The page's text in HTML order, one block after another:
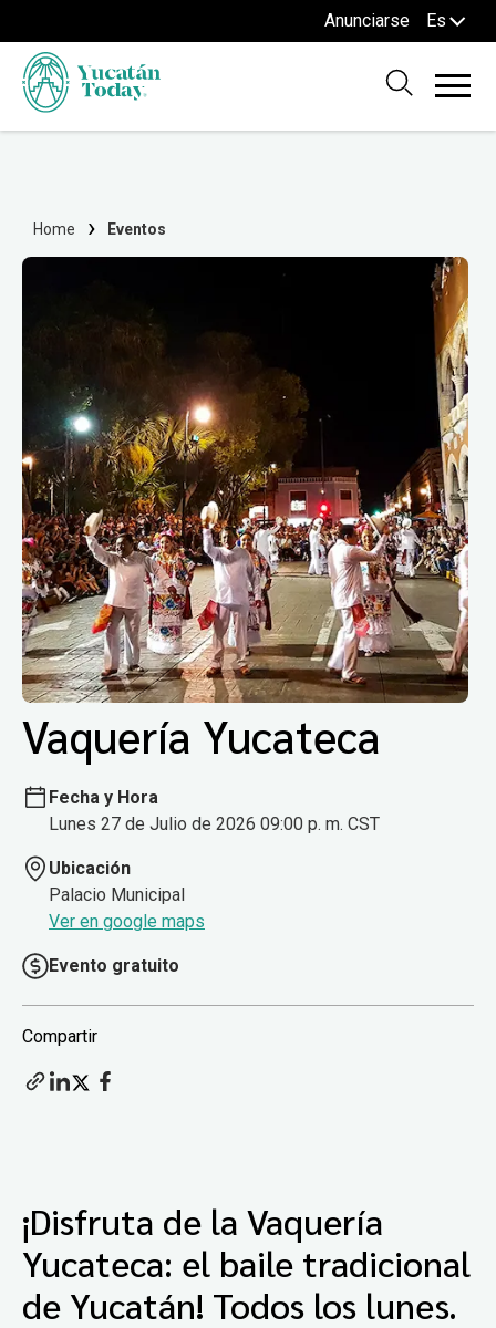
Anunciarse Es
Home Eventos
Vaquería Yucateca
Fecha y Hora
Lunes 27 de Julio de 2026 09:00 p. m. CST
Ubicación
Palacio Municipal
Ver en google maps
Evento gratuito
Compartir
¡Disfruta de la Vaquería
Yucateca: el baile tradicional
de Yucatán! Todos los lunes.